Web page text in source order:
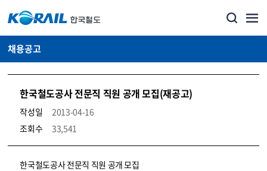
채용공고
한국철도공사 전문직 직원 공개 모집(재공고)
작성일
2013-04-16
조회수
33,541
코레일소개_경영공시_채용공고 상세보기 – 내용, 파일, 담당자 연락처로 구성
한국철도공사 전문직 직원 공개 모집